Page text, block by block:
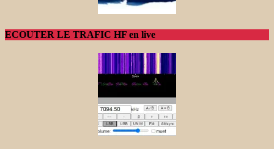
ECOUTER LE TRAFIC HF en live